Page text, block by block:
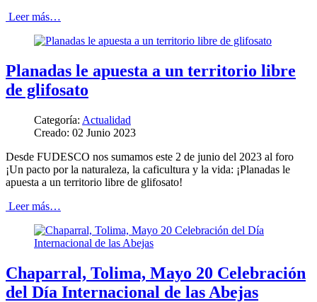
Leer más…
Planadas le apuesta a un territorio libre
de glifosato
Categoría: Actualidad
Creado: 02 Junio 2023
Desde FUDESCO nos sumamos este 2 de junio del 2023 al foro
¡Un pacto por la naturaleza, la caficultura y la vida: ¡Planadas le
apuesta a un territorio libre de glifosato!
Leer más…
Chaparral, Tolima, Mayo 20 Celebración
del Día Internacional de las Abejas